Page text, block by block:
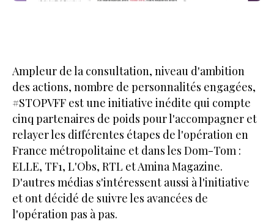
Ampleur de la consultation, niveau d'ambition
des actions, nombre de personnalités engagées,
#STOPVFF est une initiative inédite qui compte
cinq partenaires de poids pour l'accompagner et
relayer les différentes étapes de l'opération en
France métropolitaine et dans les Dom-Tom :
ELLE, TF1, L'Obs, RTL et Amina Magazine.
D'autres médias s'intéressent aussi à l'initiative
et ont décidé de suivre les avancées de
l'opération pas à pas.